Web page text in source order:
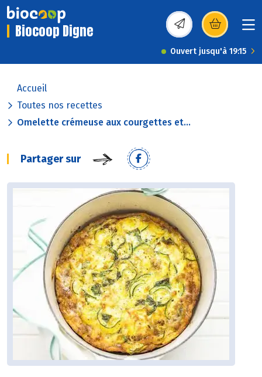
Biocoop Digne (s’ouvre dans une
Ouvert jusqu'à 19:15
Accueil
Toutes nos recettes
Omelette crémeuse aux courgettes et...
Partager sur